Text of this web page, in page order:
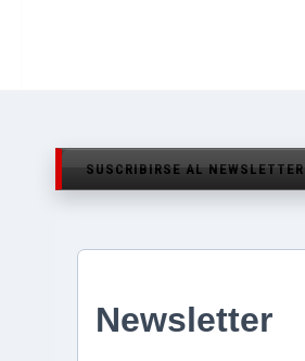
SUSCRIBIRSE AL NEWSLETTER